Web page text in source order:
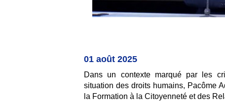
01 août 2025
Dans un contexte marqué par les
situation des droits humains, Pacôme
la Formation à la Citoyenneté et des